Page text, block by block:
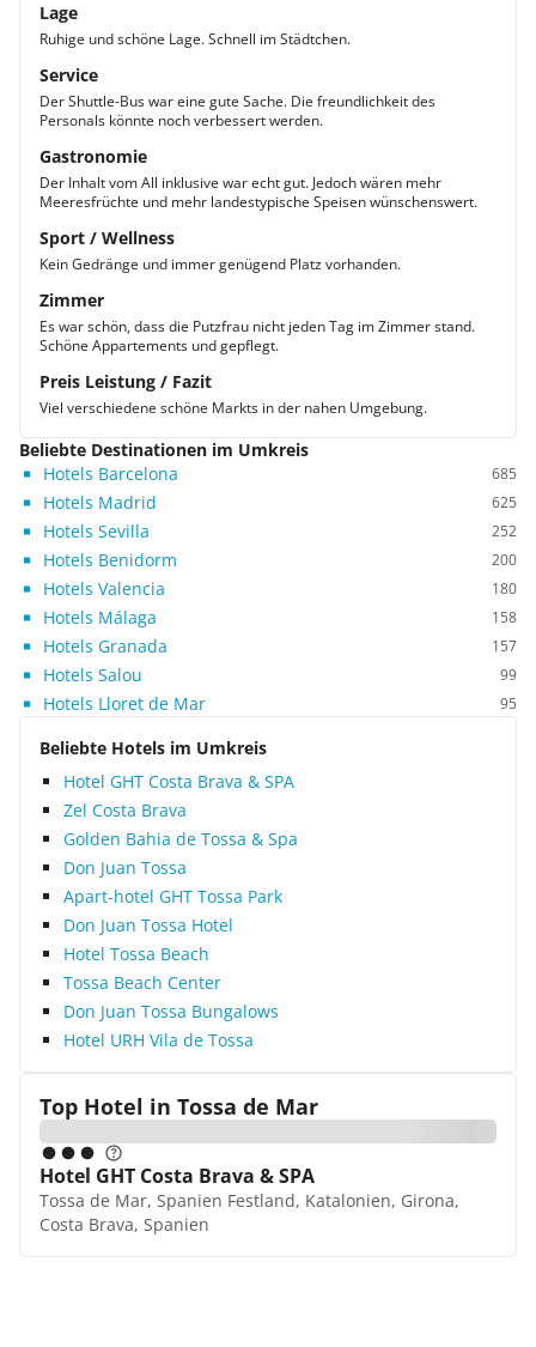
Lage
Ruhige und schöne Lage. Schnell im Städtchen.
Service
Der Shuttle-Bus war eine gute Sache. Die freundlichkeit des
Personals könnte noch verbessert werden.
Gastronomie
Der Inhalt vom All inklusive war echt gut. Jedoch wären mehr
Meeresfrüchte und mehr landestypische Speisen wünschenswert.
Sport / Wellness
Kein Gedränge und immer genügend Platz vorhanden.
Zimmer
Es war schön, dass die Putzfrau nicht jeden Tag im Zimmer stand.
Schöne Appartements und gepflegt.
Preis Leistung / Fazit
Viel verschiedene schöne Markts in der nahen Umgebung.
Beliebte Destinationen im Umkreis
Hotels Barcelona
685
Hotels Madrid 625
Hotels Sevilla 252
Hotels Benidorm 200
Hotels Valencia 180
Hotels Málaga 158
Hotels Granada 157
Hotels Salou 99
Hotels Lloret de Mar 95
Beliebte Hotels im Umkreis
Hotel GHT Costa Brava & SPA
Zel Costa Brava
Golden Bahia de Tossa & Spa
Don Juan Tossa
Apart-hotel GHT Tossa Park
Don Juan Tossa Hotel
Hotel Tossa Beach
Tossa Beach Center
Don Juan Tossa Bungalows
Hotel URH Vila de Tossa
Top Hotel in Tossa de Mar
Hotel GHT Costa Brava & SPA
Tossa de Mar, Spanien Festland, Katalonien, Girona,
Costa Brava, Spanien